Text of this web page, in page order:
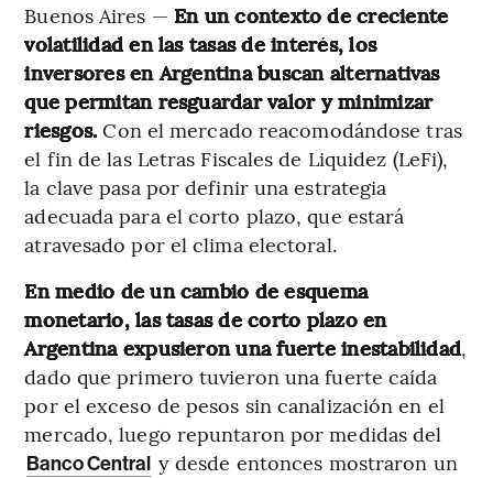
Buenos Aires — En un contexto de creciente
volatilidad en las tasas de interés, los
inversores en Argentina buscan alternativas
que permitan resguardar valor y minimizar
riesgos. Con el mercado reacomodándose tras
el fin de las Letras Fiscales de Liquidez (LeFi),
la clave pasa por definir una estrategia
adecuada para el corto plazo, que estará
atravesado por el clima electoral.
En medio de un cambio de esquema
monetario, las tasas de corto plazo en
Argentina expusieron una fuerte inestabilidad,
dado que primero tuvieron una fuerte caída
por el exceso de pesos sin canalización en el
mercado, luego repuntaron por medidas del
Banco Central y desde entonces mostraron un